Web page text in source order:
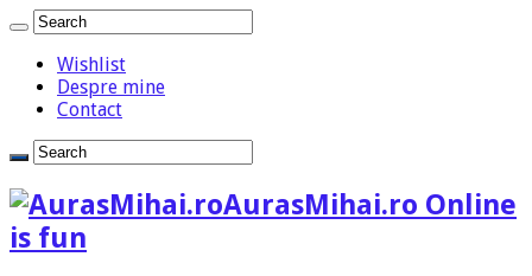
Wishlist
Despre mine
Contact
AurasMihai.ro Online
is fun